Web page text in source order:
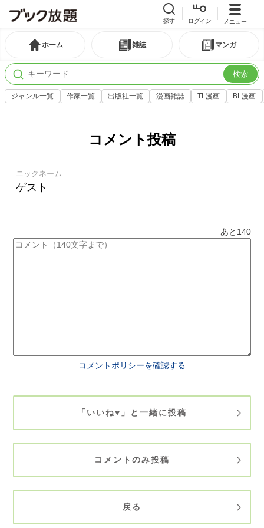
探す ログイン メニュー
ホーム 雑誌 マンガ
検索
ジャンル一覧 作家一覧 出版社一覧 漫画雑誌 TL漫画 BL漫画
コメント投稿
ニックネーム
あと 140
コメントポリシーを確認する
「いいね♥」と一緒に投稿
コメントのみ投稿
戻る